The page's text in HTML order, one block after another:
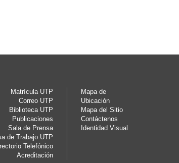
Matrícula UTP
Correo UTP
Biblioteca UTP
Publicaciones
Sala de Prensa
de Trabajo UTP
Telefónico
Acreditación
Mapa de
Ubicación
Mapa del Sitio
Contáctenos
Identidad Visual